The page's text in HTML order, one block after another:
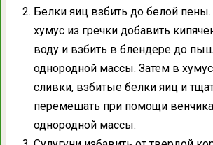
Белки яиц взбить до белой
хумус из гречки добавить
воду и взбить в блендере до
однородной массы. Затем в
сливки, взбитые белки яиц и
перемешать при помощи
однородной массы.